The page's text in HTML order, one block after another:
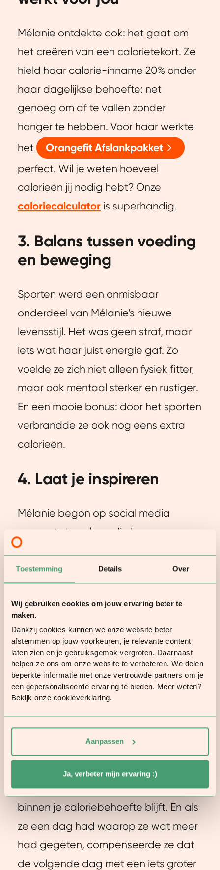
Toestemming Details Over
Wij gebruiken cookies om jouw ervaring beter te
maken.
Dankzij cookies kunnen we onze website beter
afstemmen op jouw voorkeuren, je relevante content
laten zien en je gebruiksgemak vergroten. Daarnaast
helpen ze ons om onze website te verbeteren. We delen
beperkte informatie met onze vertrouwde partners om je
een gepersonaliseerde ervaring te bieden. Meer weten?
Bekijk onze cookieverklaring.
Aanpassen
Ja, verbeter mijn ervaring :)
Mélanie ontdekte ook: het gaat om
het creëren van een calorietekort. Ze
hield haar calorie-inname 20% onder
haar dagelijkse behoefte: net
genoeg om af te vallen zonder
honger te hebben. Voor haar werkte
het
Orangefit Afslankpakket
perfect. Wil je weten hoeveel
calorieën jij nodig hebt? Onze
caloriecalculator is superhandig.
3. Balans tussen voeding
en beweging
Sporten werd een onmisbaar
onderdeel van Mélanie’s nieuwe
levensstijl. Het was geen straf, maar
iets wat haar juist energie gaf. Zo
voelde ze zich niet alleen fysiek fitter,
maar ook mentaal sterker en rustiger.
En een mooie bonus: door het sporten
verbrandde ze ook nog eens extra
calorieën.
4. Laat je inspireren
Mélanie begon op social media
accounts te volgen die haar een
duwtje in de rug gaven en lieten zien
dat zij het ook kon. Dat gaf haar het
dagen dat het wat lastiger was.
5. Vind wat werkt voor jou
Ze kwam er al snel achter dat er geen
standaard dieet is dat voor iedereen
werkt. Mélanie ging experimenteren
met voeding om te ontdekken waar
Haar inzicht: je kan blijven genieten
van wat je lekker vindt, zolang je
binnen je caloriebehoefte blijft. En als
ze een dag had waarop ze wat meer
had gegeten, compenseerde ze dat
de volgende dag met een iets groter